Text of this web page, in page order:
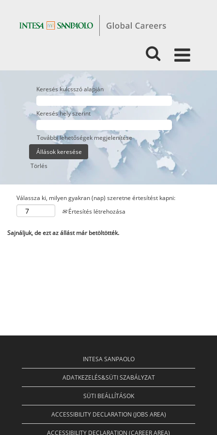
Keresés kulcsszó alapján
Keresés hely szerint
További lehetőségek megjelenítése
Törlés
Válassza ki, milyen gyakran (nap) szeretne értesítést kapni:
Értesítés létrehozása
Sajnáljuk, de ezt az állást már betöltötték.
INTESA SANPAOLO
ADATKEZELÉS&SÜTI SZABÁLYZAT
SÜTI BEÁLLÍTÁSOK
ACCESSIBILITY DECLARATION (JOBS AREA)
ACCESSIBILITY DECLARATION (CAREER AREA)